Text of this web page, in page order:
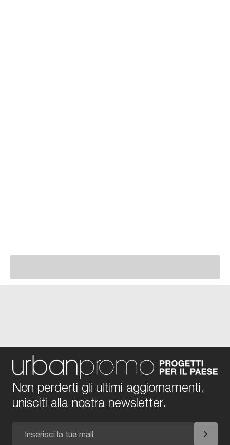
Non perderti gli ultimi aggiornamenti,
unisciti alla nostra newsletter.
chevron_right